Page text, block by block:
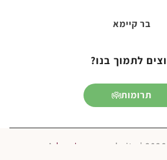
בר קיימא
לתמוך בנו?
תרומות
Lanterna website